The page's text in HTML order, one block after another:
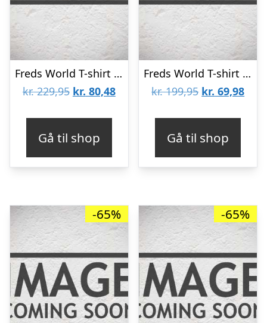
Freds World T-shirt – Lyseblå m. Matrospige
kr.229,95 Den
kr. 229,95.
kr. 80,48Den
kr. 80,48.
Gå til shop
Freds World T-shirt – Navy/Hvidstribet
kr.199,95 Den
kr. 199,95.
kr. 69,98Den
kr.
Gå til shop
-65% -65%